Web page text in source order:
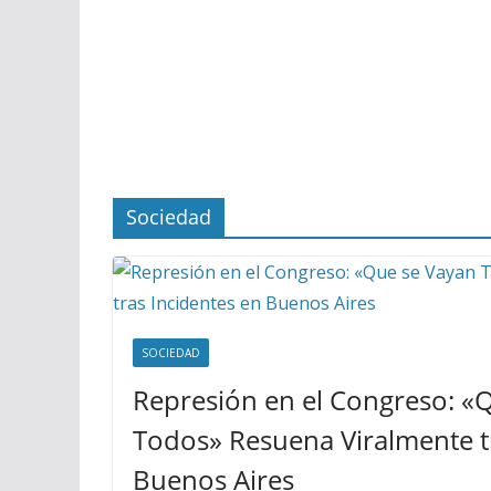
Sociedad
SOCIEDAD
Represión en el Congreso:
Todos» Resuena Viralmente
Buenos Aires